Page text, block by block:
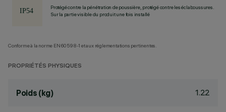
Protégé contre la pénétration de poussière, protégé contre les éclaboussures.
Sur la partie visible du produit une fois installé
Conforme à la norme EN60598-1 et aux réglementations pertinentes.
PROPRIÉTÉS PHYSIQUES
Poids (kg) 1.22